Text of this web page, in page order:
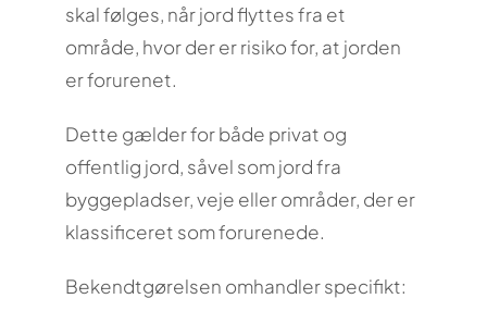
skal følges, når jord flyttes fra et
område, hvor der er risiko for, at jorden
er forurenet.
Dette gælder for både privat og
offentlig jord, såvel som jord fra
byggepladser, veje eller områder, der er
klassificeret som forurenede.
Bekendtgørelsen omhandler specifikt: